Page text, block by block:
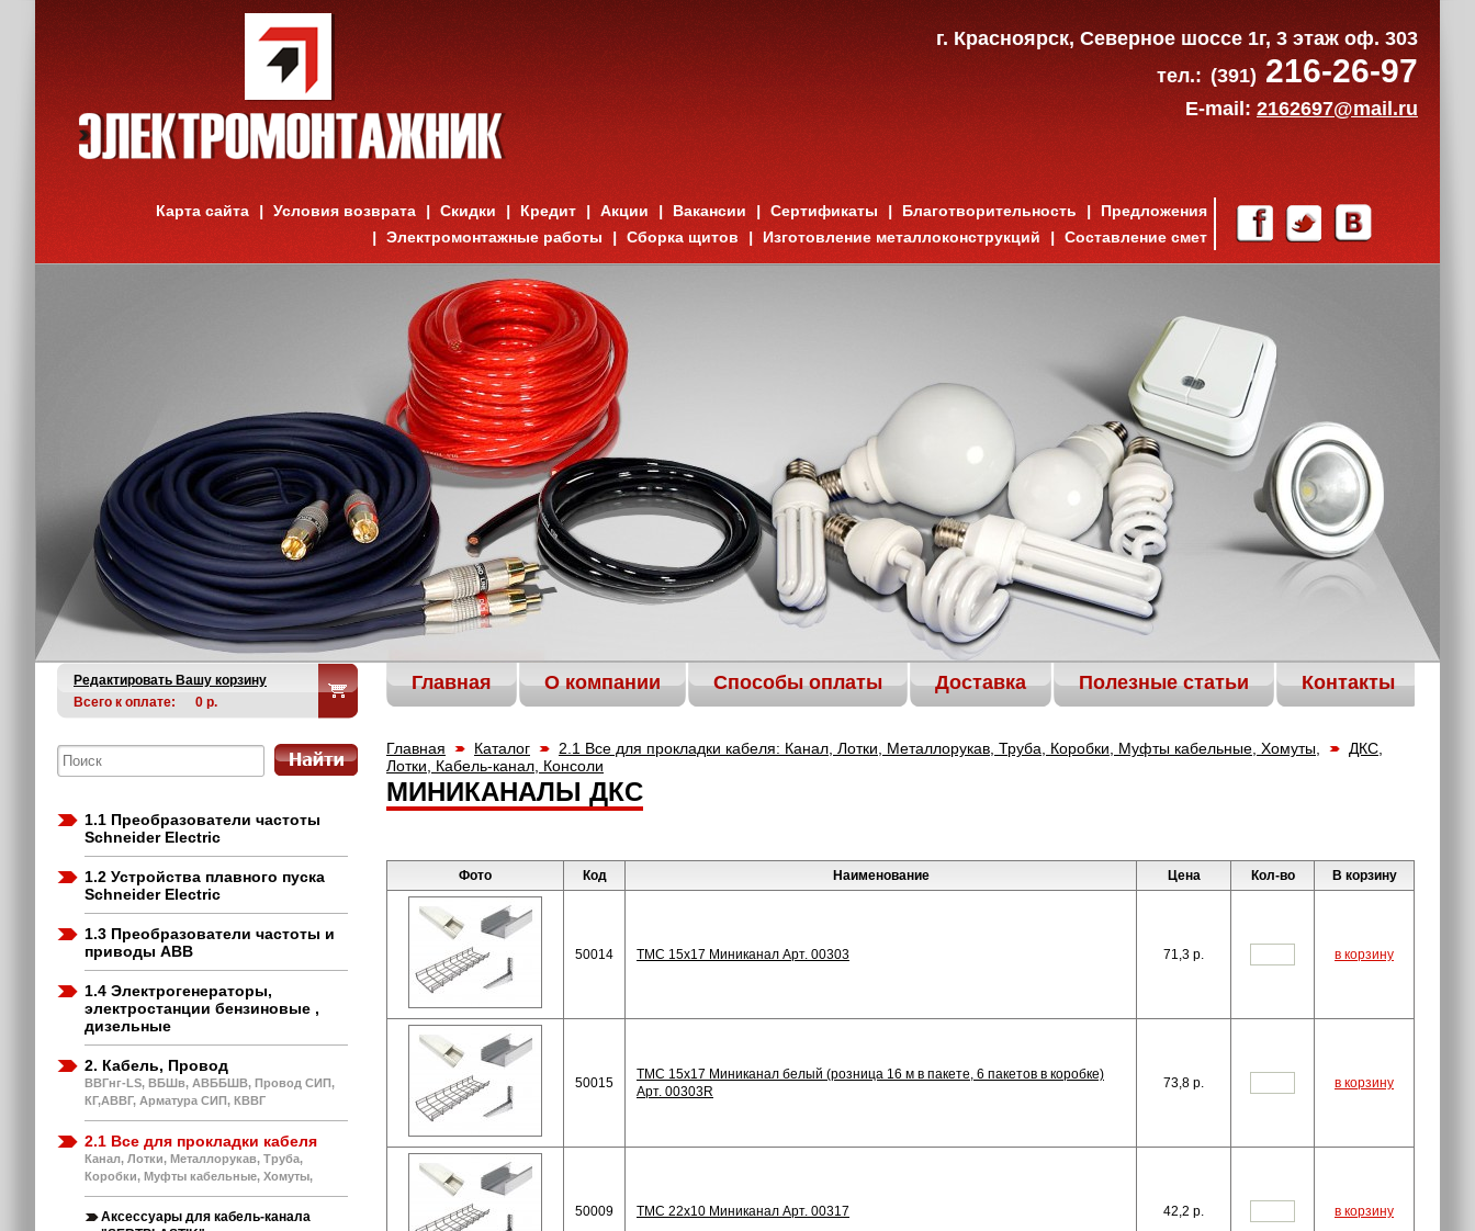
г. Красноярск, Северное шоссе 1г, 3 этаж оф. 303
тел.: (391)216-26-97
E-mail: 2162697@mail.ru
Карта сайта Условия возврата Скидки Кредит Акции Вакансии Сертификаты Благотворительность
Предложения
Электромонтажные работы
Сборка щитов Изготовление металлоконструкций Составление смет
Редактировать Вашу корзину
Всего к оплате:
0 р.
1.1 Преобразователи частоты
Schneider Electric
1.2 Устройства плавного пуска
Schneider Electric
1.3 Преобразователи частоты и
приводы ABB
1.4 Электрогенераторы,
электростанции бензиновые ,
дизельные
2. Кабель, Провод
ВВГнг-LS, ВБШв, АВББШВ, Провод СИП,
КГ,АВВГ, Арматура СИП, КВВГ
2.1 Все для прокладки кабеля
Канал, Лотки, Металлорукав, Труба,
Коробки, Муфты кабельные, Хомуты,
Аксессуары для кабель-канала
Главная О компании Способы оплаты Доставка Полезные статьи Контакты
Главная Каталог 2.1 Все для прокладки кабеля: Канал, Лотки, Металлорукав, Труба, Коробки, Муфты кабельные, Хомуты,
ДКС,
Лотки, Кабель-канал, Консоли
МИНИКАНАЛЫ ДКС
Фото Код Наименование Цена Кол-во В корзину
50014 TMC 15x17 Миниканал Арт. 00303 71,3 p. в корзину
50015
TMC 15x17 Миниканал белый (розница 16 м в пакете, 6 пакетов в коробке)
Арт. 00303R
73,8 p. в корзину
50009 TMC 22x10 Миниканал Арт. 00317 42,2 p. в корзину